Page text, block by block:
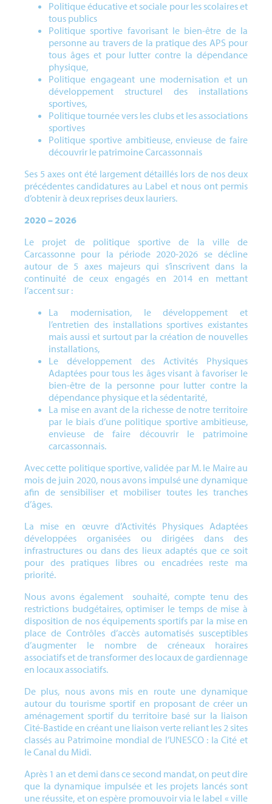
Politique éducative et sociale pour les scolaires et
tous publics
Politique sportive favorisant le bien-être de la
personne au travers de la pratique des APS pour
tous âges et pour lutter contre la dépendance
physique,
Politique engageant une modernisation et un
développement structurel des installations
sportives,
Politique tournée vers les clubs et les associations
sportives
Politique sportive ambitieuse, envieuse de faire
découvrir le patrimoine Carcassonnais
Ses 5 axes ont été largement détaillés lors de nos deux
précédentes candidatures au Label et nous ont permis
d’obtenir à deux reprises deux lauriers.
2020 – 2026
Le projet de politique sportive de la ville de
Carcassonne pour la période 2020-2026 se décline
autour de 5 axes majeurs qui s’inscrivent dans la
continuité de ceux engagés en 2014 en mettant
l’accent sur :
La modernisation, le développement et
l’entretien des installations sportives existantes
mais aussi et surtout par la création de nouvelles
installations,
Le développement des Activités Physiques
Adaptées pour tous les âges visant à favoriser le
bien-être de la personne pour lutter contre la
dépendance physique et la sédentarité,
La mise en avant de la richesse de notre territoire
par le biais d’une politique sportive ambitieuse,
envieuse de faire découvrir le patrimoine
carcassonnais.
Avec cette politique sportive, validée par M. le Maire au
mois de juin 2020, nous avons impulsé une dynamique
afin de sensibiliser et mobiliser toutes les tranches
d’âges.
La mise en œuvre d’Activités Physiques Adaptées
développées organisées ou dirigées dans des
infrastructures ou dans des lieux adaptés que ce soit
pour des pratiques libres ou encadrées reste ma
priorité.
Nous avons également souhaité, compte tenu des
restrictions budgétaires, optimiser le temps de mise à
disposition de nos équipements sportifs par la mise en
place de Contrôles d’accès automatisés susceptibles
d’augmenter le nombre de créneaux horaires
associatifs et de transformer des locaux de gardiennage
en locaux associatifs.
De plus, nous avons mis en route une dynamique
autour du tourisme sportif en proposant de créer un
aménagement sportif du territoire basé sur la liaison
Cité-Bastide en créant une liaison verte reliant les 2 sites
classés au Patrimoine mondial de l’UNESCO : la Cité et
le Canal du Midi.
Après 1 an et demi dans ce second mandat, on peut dire
que la dynamique impulsée et les projets lancés sont
une réussite, et on espère promouvoir via le label « ville